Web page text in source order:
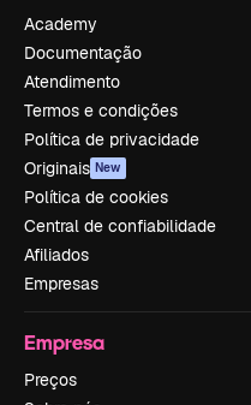
Academy
Documentação
Atendimento
Termos e condições
Política de privacidade
Originais New
Política de cookies
Central de confiabilidade
Afiliados
Empresas
Empresa
Preços